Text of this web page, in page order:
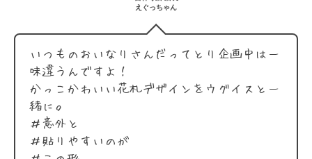
えぐっちゃん
いつものおいなりさんだってとり企画中は一
味違うんですよ！
かっこかわいい花札デザインをウグイスと一
緒に。
＃意外と
＃貼りやすいのが